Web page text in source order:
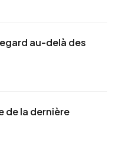
au-delà des
de la dernière